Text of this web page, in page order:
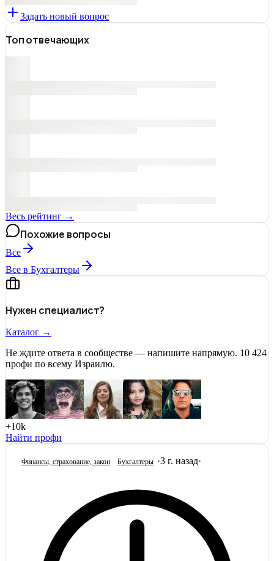
Задать новый вопрос
Топ отвечающих
Весь рейтинг →
Похожие вопросы
Все
Все в Бухгалтеры
Нужен специалист?
Каталог →
Не ждите ответа в сообществе — напишите напрямую. 10 424
профи по всему Израилю.
+10k
Найти профи
Финансы, страхование, закон Бухгалтеры ·3 г. назад·